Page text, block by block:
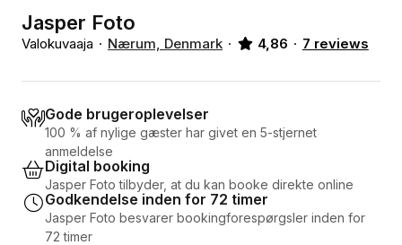
Jasper Foto
Valokuvaaja Nærum, Denmark 4,86 7 reviews
Gode brugeroplevelser
100 % af nylige gæster har givet en 5-stjernet
anmeldelse
Digital booking
Jasper Foto tilbyder, at du kan booke direkte online
Godkendelse inden for 72 timer
Jasper Foto besvarer bookingforespørgsler inden for
72 timer